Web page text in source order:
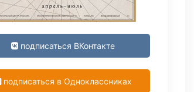
подписаться ВКонтакте
подписаться в Одноклассниках